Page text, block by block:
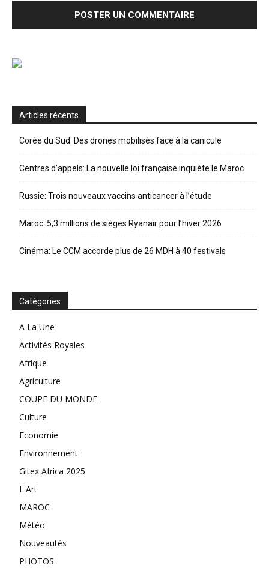
Articles récents
Corée du Sud: Des drones mobilisés face à la canicule
Centres d’appels: La nouvelle loi française inquiète le Maroc
Russie: Trois nouveaux vaccins anticancer à l’étude
Maroc: 5,3 millions de sièges Ryanair pour l’hiver 2026
Cinéma: Le CCM accorde plus de 26 MDH à 40 festivals
Catégories
A La Une
Activités Royales
Afrique
Agriculture
COUPE DU MONDE
Culture
Economie
Environnement
Gitex Africa 2025
L'Art
MAROC
Météo
Nouveautés
PHOTOS